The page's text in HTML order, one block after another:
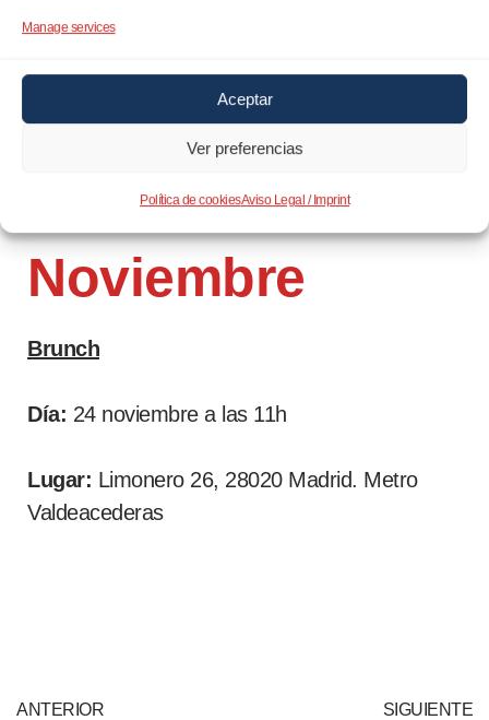
Manage services
Aceptar
Ver preferencias
Política de cookiesAviso Legal / Imprint
Día:15 de diciembre a las 17h.
Limonero 26, 28020 Madrid. Metro
Noviembre
Brunch
Día: 24 noviembre a las 11h
Lugar: Limonero 26, 28020 Madrid. Metro
Valdeacederas
ANTERIOR SIGUIENTE